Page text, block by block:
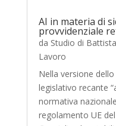
AI in materia di
provvidenziale
da Studio di Battista
Lavoro
Nella versione
legislativo recante
normativa
regolamento UE